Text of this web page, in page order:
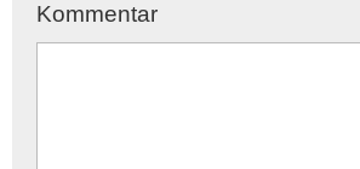
Kommentar